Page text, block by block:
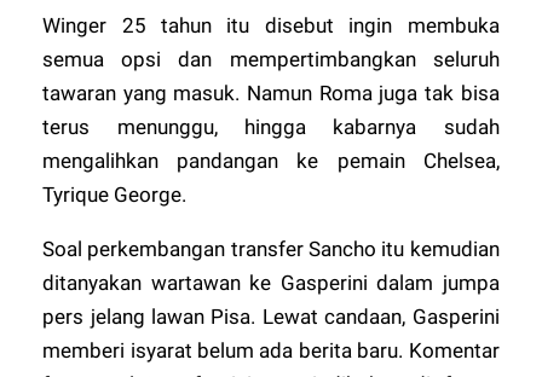
Winger 25 tahun itu disebut ingin membuka
semua opsi dan mempertimbangkan seluruh
tawaran yang masuk. Namun Roma juga tak bisa
terus menunggu, hingga kabarnya sudah
mengalihkan pandangan ke pemain Chelsea,
Tyrique George.
Soal perkembangan transfer Sancho itu kemudian
ditanyakan wartawan ke Gasperini dalam jumpa
pers jelang lawan Pisa. Lewat candaan, Gasperini
memberi isyarat belum ada berita baru. Komentar